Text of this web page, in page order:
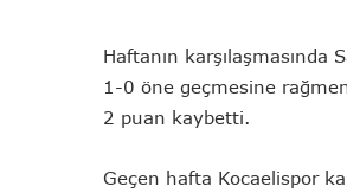
Haftanın
1-0 öne geçmesine
2 puan kaybetti.
Geçen hafta Kocaelispor